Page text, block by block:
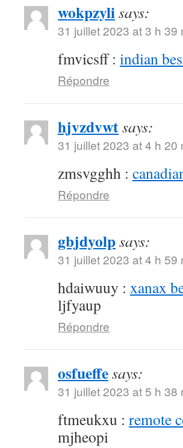
wokpzylisays:
31 juillet 2023 at 3 h 39
fmvicsff : indian
Répondre
hjvzdvwtsays:
31 juillet 2023 at 4 h 20
zmsvgghh :
Répondre
gbjdyolpsays:
31 juillet 2023 at 4 h 59
hdaiwuuy : xanax
ljfyaup
Répondre
osfueffesays:
31 juillet 2023 at 5 h 38
ftmeukxu : remote
mjheopi